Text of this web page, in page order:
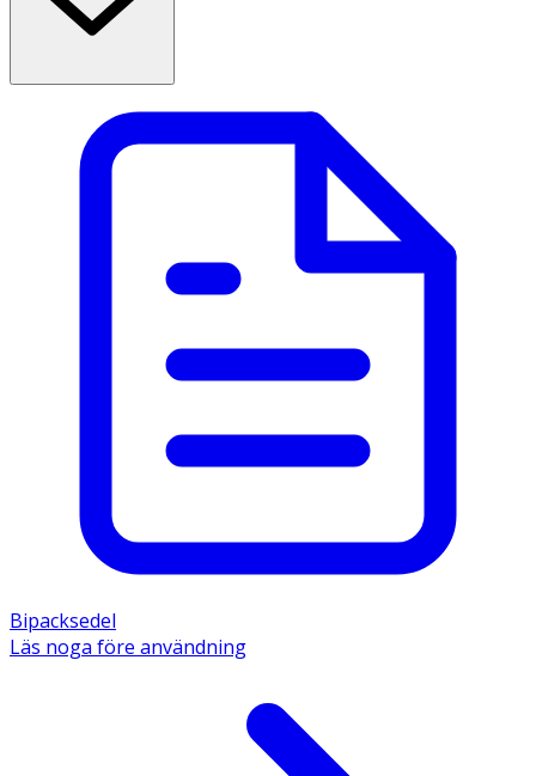
Bipacksedel
Läs noga före användning